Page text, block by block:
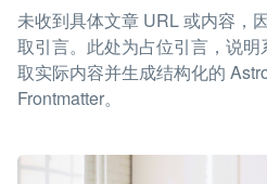
未收到具体文章 URL 或内容，
取引言。此处为占位引言，说
取实际内容并生成结构化的
Frontmatter。